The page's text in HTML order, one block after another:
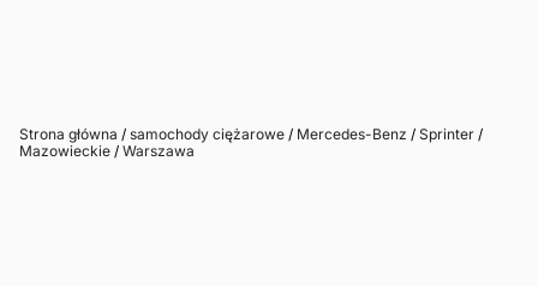
Strona główna / samochody ciężarowe / Mercedes-Benz / Sprinter /
Mazowieckie / Warszawa